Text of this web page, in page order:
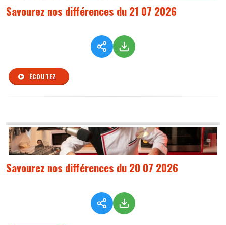
Savourez nos différences du 21 07 2026
ÉCOUTEZ
Savourez nos différences du 20 07 2026